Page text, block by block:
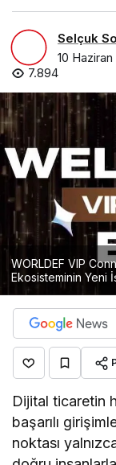
Selçuk
10
7.894
WORLDEF VIP
Ekosisteminin Yeni
Dijital ticaretin
başarılı
noktası